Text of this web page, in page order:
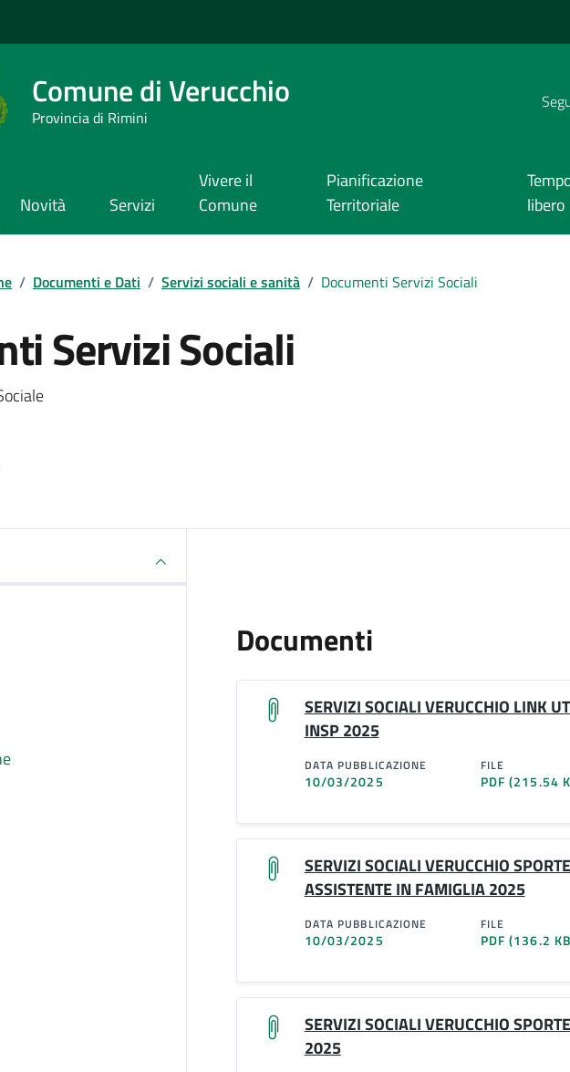
Comune di Verucchio
Provincia di Rimini
Novità Servizi
Vivere il
Comune
Pianificazione
Territoriale
libero
/ Documenti e Dati / Servizi sociali e sanità / Documenti Servizi Sociali
Servizi Sociali
Documenti
SERVIZI SOCIALI VERUCCHIO LINK
INSP 2025
DATA PUBBLICAZIONE
10/03/2025
FILE
PDF(215.54
SERVIZI SOCIALI VERUCCHIO
ASSISTENTE IN FAMIGLIA 2025
DATA PUBBLICAZIONE
10/03/2025
FILE
PDF(136.2
SERVIZI SOCIALI VERUCCHIO
2025